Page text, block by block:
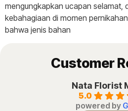
mengungkapkan ucapan selamat,
kebahagiaan di momen
bahwa jenis bahan
Customer
Nata Florist
5.0
powered by G